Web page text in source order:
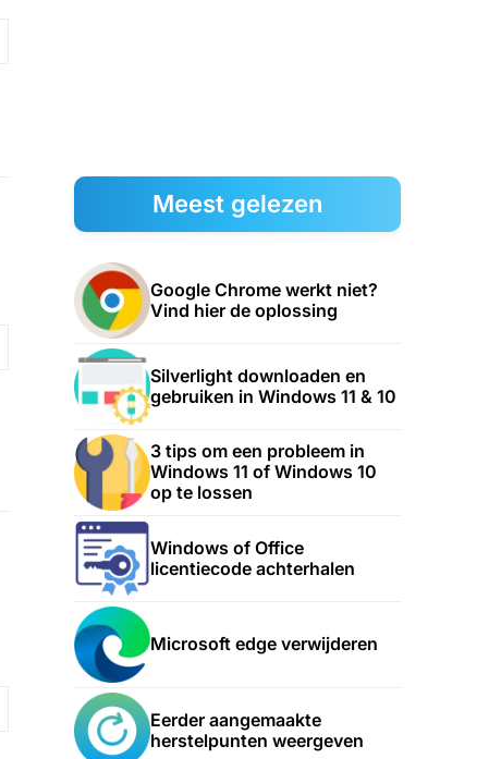
Meest gelezen
Google Chrome werkt niet?
Vind hier de oplossing
Silverlight downloaden en
gebruiken in Windows 11 & 10
3 tips om een probleem in
Windows 11 of Windows 10
op te lossen
Windows of Office
licentiecode achterhalen
Microsoft edge verwijderen
Eerder aangemaakte
herstelpunten weergeven